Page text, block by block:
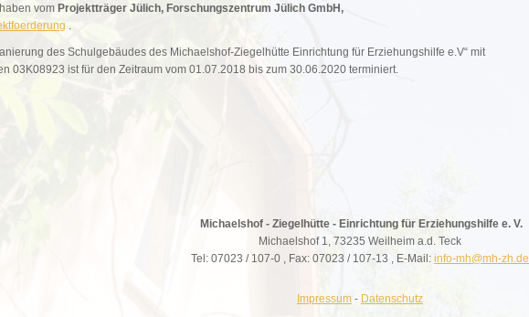
vom Projektträger Jülich, Forschungszentrum Jülich GmbH,
.
des Schulgebäudes des Michaelshof-Ziegelhütte Einrichtung für Erziehungshilfe e.V“ mit
03K08923 ist für den Zeitraum vom 01.07.2018 bis zum 30.06.2020 terminiert.
Michaelshof - Ziegelhütte - Einrichtung für Erziehungshilfe e. V.
Michaelshof 1, 73235 Weilheim a.d. Teck
Tel: 07023 / 107-0 , Fax: 07023 / 107-13 , E-Mail: info-mh@mh-zh.de
Impressum - Datenschutz